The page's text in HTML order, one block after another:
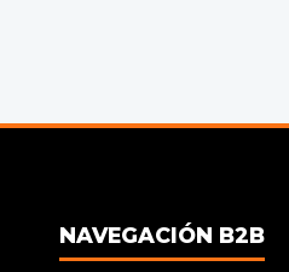
NAVEGACIÓN B2B